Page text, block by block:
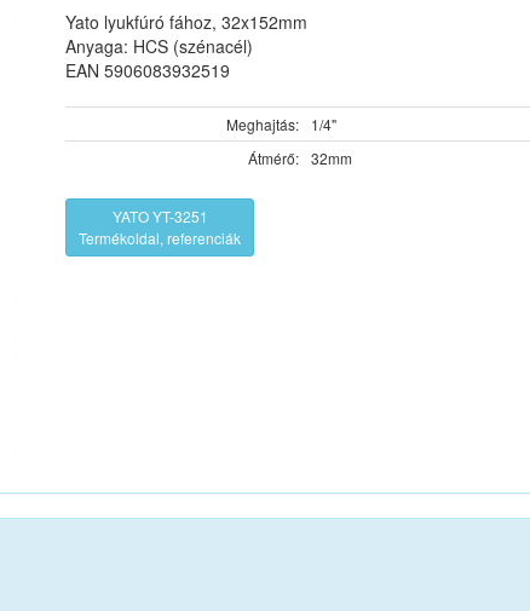
Yato lyukfúró fához, 32x152mm
Anyaga: HCS (szénacél)
EAN 5906083932519
Meghajtás:
1/4"
Átmérő:
32mm
YATO YT-3251
Termékoldal, referenciák